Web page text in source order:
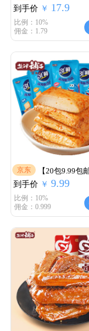
铺子大魔王蒜
素毛肚
到手价 ￥ 17.9
比例：10%
佣金：1.79
京东
【20包9.99包
铺子深海鱼豆腐
到手价 ￥ 9.99
比例：10%
佣金：0.999